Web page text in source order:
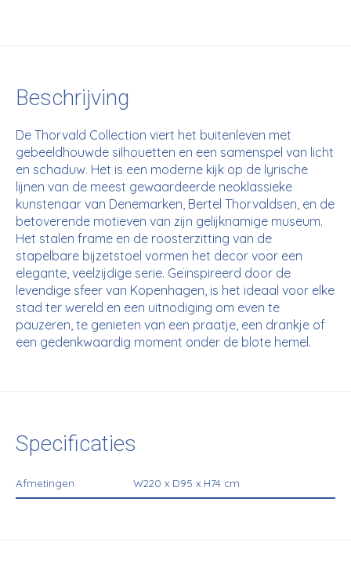
Beschrijving
De Thorvald Collection viert het buitenleven met
gebeeldhouwde silhouetten en een samenspel van licht
en schaduw. Het is een moderne kijk op de lyrische
lijnen van de meest gewaardeerde neoklassieke
kunstenaar van Denemarken, Bertel Thorvaldsen, en de
betoverende motieven van zijn gelijknamige museum.
Het stalen frame en de roosterzitting van de
stapelbare bijzetstoel vormen het decor voor een
elegante, veelzijdige serie. Geïnspireerd door de
levendige sfeer van Kopenhagen, is het ideaal voor elke
stad ter wereld en een uitnodiging om even te
pauzeren, te genieten van een praatje, een drankje of
een gedenkwaardig moment onder de blote hemel.
Specificaties
Afmetingen W220 x D95 x H74 cm